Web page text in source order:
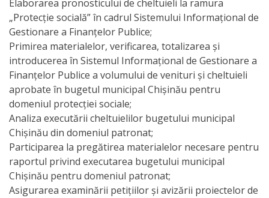
vacante
Anunțuri
concurs
Lista
candidaților
admiși
la
concurs
Elaborarea pronosticului de cheltuieli la ramura
„Protecţie socială” în cadrul Sistemului Informaţional de
Gestionare a Finanţelor Publice;
Primirea materialelor, verificarea, totalizarea şi
introducerea în Sistemul Informaţional de Gestionare a
Finanţelor Publice a volumului de venituri şi cheltuieli
aprobate în bugetul municipal Chişinău pentru
domeniul protecţiei sociale;
Analiza executării cheltuielilor bugetului municipal
Chişinău din domeniul patronat;
Participarea la pregătirea materialelor necesare pentru
raportul privind executarea bugetului municipal
Chişinău pentru domeniul patronat;
Asigurarea examinării petiţiilor şi avizării proiectelor de